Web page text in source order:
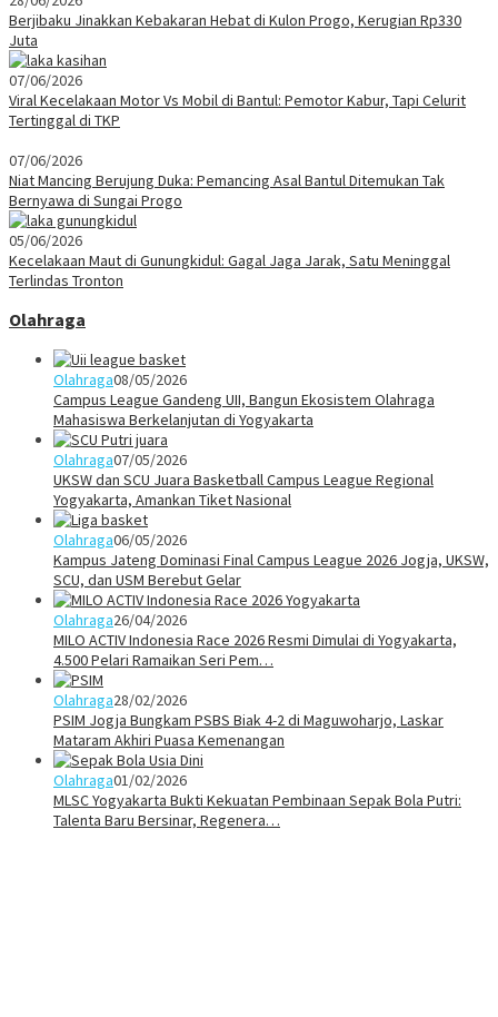
Berjibaku Jinakkan Kebakaran Hebat di Kulon Progo, Kerugian Rp330
Juta
07/06/2026
Viral Kecelakaan Motor Vs Mobil di Bantul: Pemotor Kabur, Tapi Celurit
Tertinggal di TKP
07/06/2026
Niat Mancing Berujung Duka: Pemancing Asal Bantul Ditemukan Tak
Bernyawa di Sungai Progo
05/06/2026
Kecelakaan Maut di Gunungkidul: Gagal Jaga Jarak, Satu Meninggal
Terlindas Tronton
Olahraga
Olahraga08/05/2026
Campus League Gandeng UII, Bangun Ekosistem Olahraga
Mahasiswa Berkelanjutan di Yogyakarta
Olahraga07/05/2026
UKSW dan SCU Juara Basketball Campus League Regional
Yogyakarta, Amankan Tiket Nasional
Olahraga06/05/2026
Kampus Jateng Dominasi Final Campus League 2026 Jogja, UKSW,
SCU, dan USM Berebut Gelar
Olahraga26/04/2026
MILO ACTIV Indonesia Race 2026 Resmi Dimulai di Yogyakarta,
4.500 Pelari Ramaikan Seri Pem…
Olahraga28/02/2026
PSIM Jogja Bungkam PSBS Biak 4-2 di Maguwoharjo, Laskar
Mataram Akhiri Puasa Kemenangan
Olahraga01/02/2026
MLSC Yogyakarta Bukti Kekuatan Pembinaan Sepak Bola Putri:
Talenta Baru Bersinar, Regenera…